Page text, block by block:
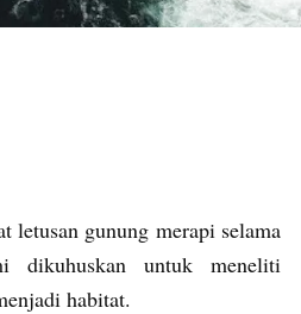
letusan gunung merapi selama
dikuhuskan untuk meneliti
habitat.